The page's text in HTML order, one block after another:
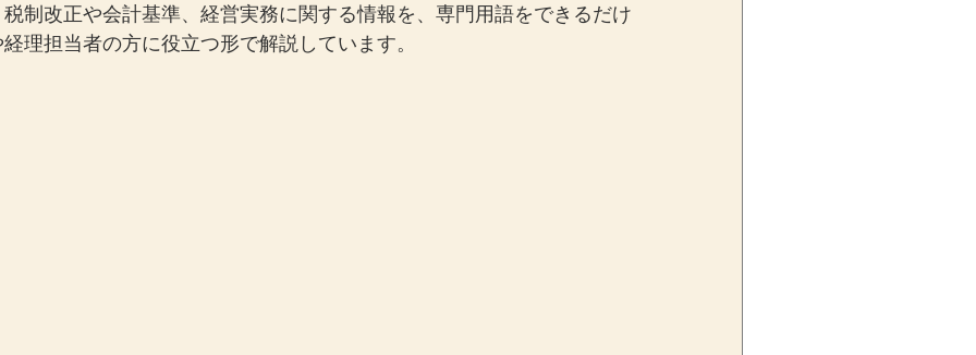
制改正や会計基準、経営実務に関する情報を、専門用語をできるだけ
理担当者の方に役立つ形で解説しています。